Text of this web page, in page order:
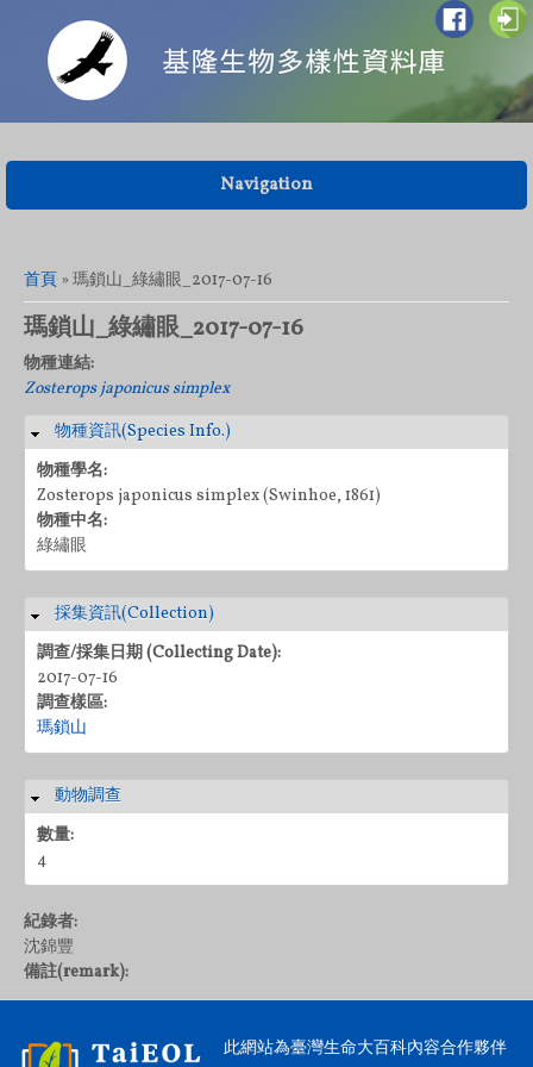
Navigation
您在這裡
首頁 » 瑪鎖山_綠繡眼_2017-07-16
瑪鎖山_綠繡眼_2017-07-16
物種連結:
Zosterops japonicus simplex
隱藏
物種資訊(Species Info.)
物種學名:
Zosterops japonicus simplex (Swinhoe, 1861)
物種中名:
綠繡眼
隱藏
採集資訊(Collection)
調查/採集日期 (Collecting Date):
2017-07-16
調查樣區:
瑪鎖山
隱藏
動物調查
數量:
4
紀錄者:
沈錦豐
備註(remark):
此網站為臺灣生命大百科內容合作夥伴